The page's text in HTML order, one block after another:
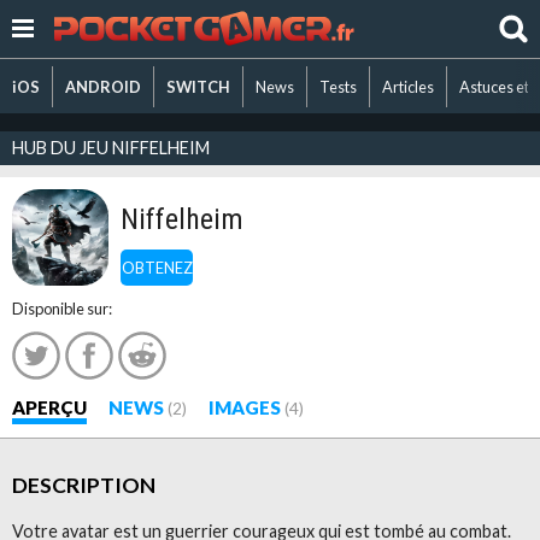
iOS ANDROID SWITCH News Tests Articles Astuces et
HUB DU JEU NIFFELHEIM
OBTENEZ
Niffelheim
Disponible sur:
APERÇU NEWS (2) IMAGES (4)
DESCRIPTION
Votre avatar est un guerrier courageux qui est tombé au combat.